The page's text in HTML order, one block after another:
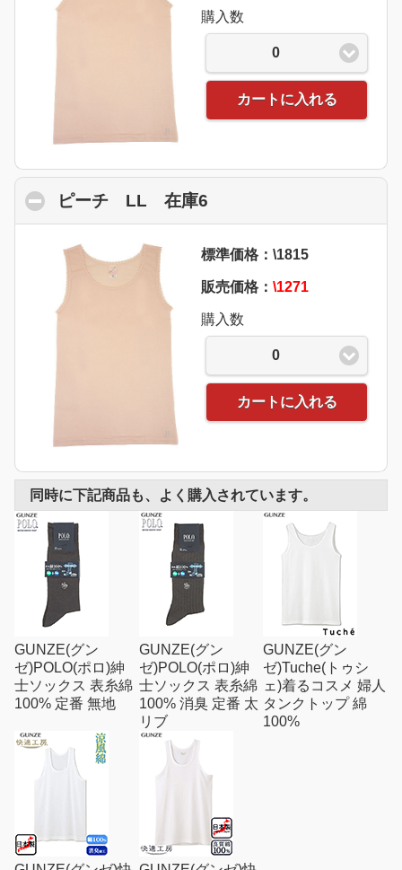
購入数
0
カートに入れる
ピーチ LL 在庫6
標準価格：\1815
販売価格： \1271
購入数
0
カートに入れる
同時に下記商品も、よく購入されています。
GUNZE(グン
ゼ)POLO(ポロ)紳
士ソックス 表糸綿
100% 定番 無地
GUNZE(グン
ゼ)POLO(ポロ)紳
士ソックス 表糸綿
100% 消臭 定番 太
リブ
GUNZE(グン
ゼ)Tuche(トゥシ
ェ)着るコスメ 婦人
タンクトップ 綿
100%